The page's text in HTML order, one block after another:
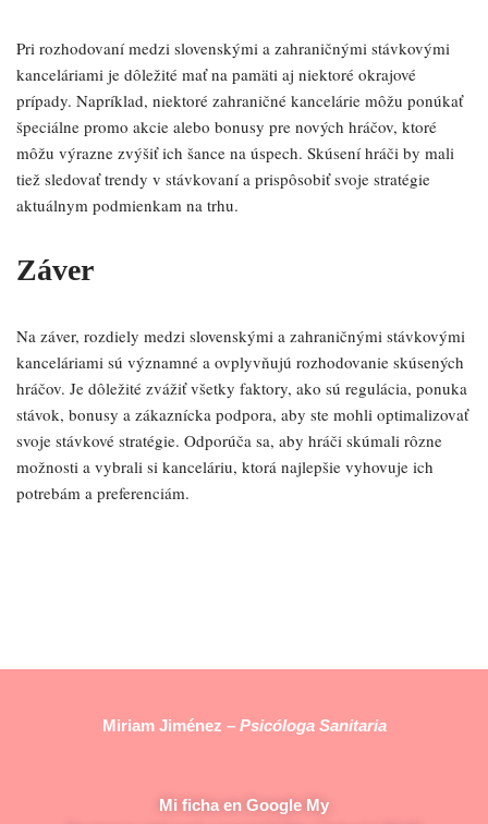
Pri rozhodovaní medzi slovenskými a zahraničnými stávkovými
kanceláriami je dôležité mať na pamäti aj niektoré okrajové
prípady. Napríklad, niektoré zahraničné kancelárie môžu ponúkať
špeciálne promo akcie alebo bonusy pre nových hráčov, ktoré
môžu výrazne zvýšiť ich šance na úspech. Skúsení hráči by mali
tiež sledovať trendy v stávkovaní a prispôsobiť svoje stratégie
aktuálnym podmienkam na trhu.
Záver
Na záver, rozdiely medzi slovenskými a zahraničnými stávkovými
kanceláriami sú významné a ovplyvňujú rozhodovanie skúsených
hráčov. Je dôležité zvážiť všetky faktory, ako sú regulácia, ponuka
stávok, bonusy a zákaznícka podpora, aby ste mohli optimalizovať
svoje stávkové stratégie. Odporúča sa, aby hráči skúmali rôzne
možnosti a vybrali si kanceláriu, ktorá najlepšie vyhovuje ich
potrebám a preferenciám.
Miriam Jiménez –Psicóloga Sanitaria
Mi ficha en Google My